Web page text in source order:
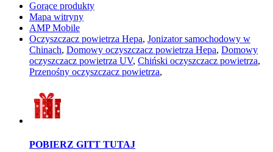
Gorące produkty
Mapa witryny
AMP Mobile
Oczyszczacz powietrza Hepa, Jonizator samochodowy w
Chinach, Domowy oczyszczacz powietrza Hepa, Domowy
oczyszczacz powietrza UV, Chiński oczyszczacz powietrza,
Przenośny oczyszczacz powietrza,
POBIERZ GITT TUTAJ